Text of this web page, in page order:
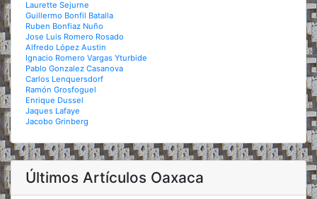
Laurette Sejurne
Guillermo Bonfil Batalla
Ruben Bonfiaz Nuño
Jose Luis Romero Rosado
Alfredo López Austin
Ignacio Romero Vargas Yturbide
Pablo Gonzalez Casanova
Carlos Lenquersdorf
Ramón Grosfoguel
Enrique Dussel
Jaques Lafaye
Jacobo Grinberg
Últimos Artículos Oaxaca